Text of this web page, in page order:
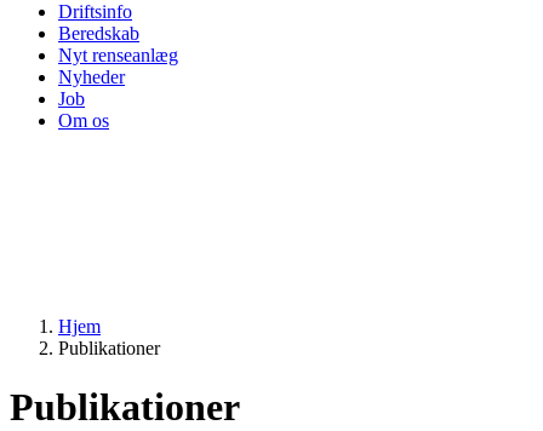
Driftsinfo
Beredskab
Nyt renseanlæg
Nyheder
Job
Om os
Hjem
Publikationer
Publikationer